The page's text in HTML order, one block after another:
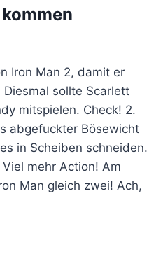
Iron Man 2, damit er
Diesmal sollte Scarlett
mitspielen. Check! 2.
abgefuckter Bösewicht
in Scheiben schneiden.
mehr Action! Am
Man gleich zwei! Ach,